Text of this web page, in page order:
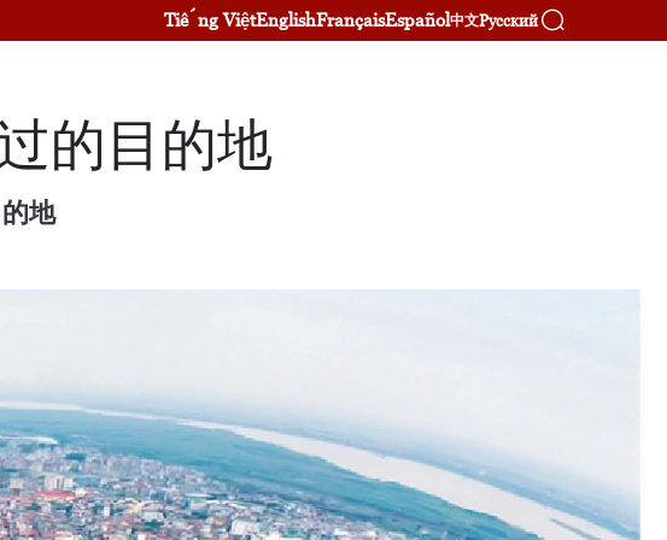
Tiếng ViệtEnglishFrançaisEspañol中文Русский
的目的地
地